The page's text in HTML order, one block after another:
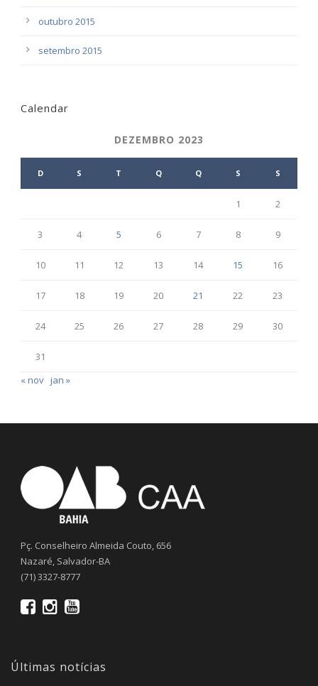
outubro 2015
setembro 2015
Calendar
DEZEMBRO 2023
D S T Q Q S S
1 2
3 4 5 6 7 8 9
10 11 12 13 14 15 16
17 18 19 20 21 22 23
24 25 26 27 28 29 30
31
« nov jan »
Pç. Conselheiro Almeida Couto, 656
Nazaré, Salvador-BA
(71) 3327-8777
Últimas notícias